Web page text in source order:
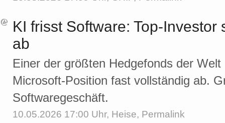
KI frisst Software: Top-
ab
Einer der größten Hedgefonds der
Microsoft-Position fast vollständig ab.
Softwaregeschäft.
10.05.2026 17:00 Uhr, Heise, Permalink